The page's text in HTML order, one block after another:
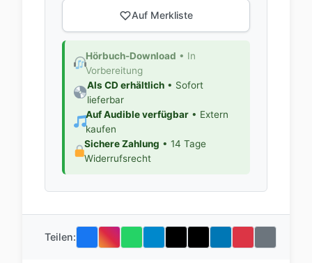
Auf Merkliste
Hörbuch-Download • In
Vorbereitung
Als CD erhältlich• Sofort
lieferbar
Auf Audible verfügbar• Extern
kaufen
Sichere Zahlung • 14 Tage
Widerrufsrecht
Teilen: